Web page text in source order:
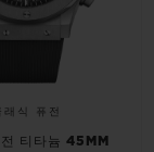
래식 퓨전
티타늄 45MM